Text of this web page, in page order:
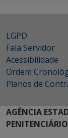
LGPD
Fala Servidor
Acessibilidade
Ordem
Planos de
AGÊNCIA
PENITENCIÁRIO